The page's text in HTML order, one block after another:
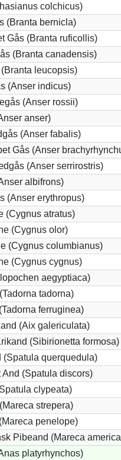
colchicus)
(Branta bernicla)
Gås (Branta ruficollis)
(Branta canadensis)
leucopsis)
(Anser indicus)
(Anser rossii)
anser)
(Anser fabalis)
Gås (Anser
(Anser serrirostris)
albifrons)
(Anser erythropus)
(Cygnus atratus)
(Cygnus olor)
(Cygnus columbianus)
(Cygnus cygnus)
aegyptiaca)
tadorna)
ferruginea)
(Aix galericulata)
(Sibirionetta formosa)
(Spatula querquedula)
And (Spatula discors)
clypeata)
strepera)
penelope)
Pibeand (Mareca
platyrhynchos)